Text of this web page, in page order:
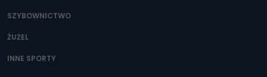
SZYBOWNICTWO
ŻUŻEL
INNE SPORTY